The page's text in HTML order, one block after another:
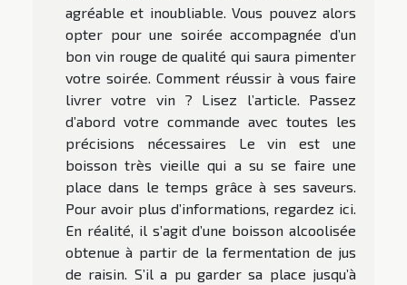
agréable et inoubliable. Vous pouvez alors
opter pour une soirée accompagnée d’un
bon vin rouge de qualité qui saura pimenter
votre soirée. Comment réussir à vous faire
livrer votre vin ? Lisez l’article. Passez
d’abord votre commande avec toutes les
précisions nécessaires Le vin est une
boisson très vieille qui a su se faire une
place dans le temps grâce à ses saveurs.
Pour avoir plus d’informations, regardez ici.
En réalité, il s’agit d’une boisson alcoolisée
obtenue à partir de la fermentation de jus
de raisin. S’il a pu garder sa place jusqu’à